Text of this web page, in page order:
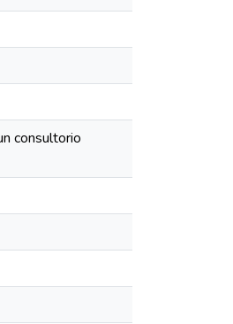
consultorio